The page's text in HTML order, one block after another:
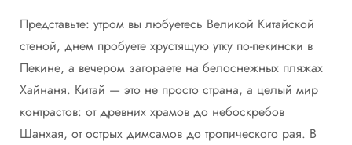
Представьте: утром вы любуетесь Великой Китайской
стеной, днем пробуете хрустящую утку по-пекински в
Пекине, а вечером загораете на белоснежных пляжах
Хайнаня. Китай — это не просто страна, а целый мир
контрастов: от древних храмов до небоскребов
Шанхая, от острых димсамов до тропического рая. В